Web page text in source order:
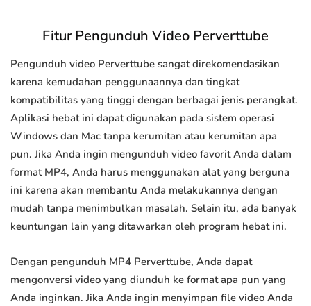
Fitur Pengunduh Video Perverttube
Pengunduh video Perverttube sangat direkomendasikan
karena kemudahan penggunaannya dan tingkat
kompatibilitas yang tinggi dengan berbagai jenis perangkat.
Aplikasi hebat ini dapat digunakan pada sistem operasi
Windows dan Mac tanpa kerumitan atau kerumitan apa
pun. Jika Anda ingin mengunduh video favorit Anda dalam
format MP4, Anda harus menggunakan alat yang berguna
ini karena akan membantu Anda melakukannya dengan
mudah tanpa menimbulkan masalah. Selain itu, ada banyak
keuntungan lain yang ditawarkan oleh program hebat ini.
Dengan pengunduh MP4 Perverttube, Anda dapat
mengonversi video yang diunduh ke format apa pun yang
Anda inginkan. Jika Anda ingin menyimpan file video Anda